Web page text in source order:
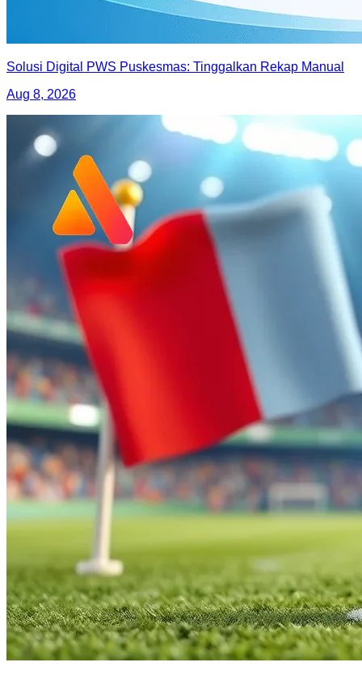
Solusi Digital PWS Puskesmas: Tinggalkan Rekap Manual
Aug 8, 2026